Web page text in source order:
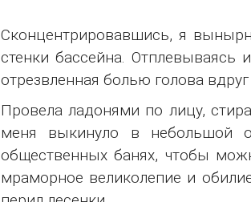
Сконцентрировавшись, я
стенки бассейна.
отрезвленная болью голова
Провела ладонями по лицу,
меня выкинуло в небольшой
общественных банях, чтобы
мраморное великолепие и